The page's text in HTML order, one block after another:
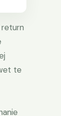
return
te